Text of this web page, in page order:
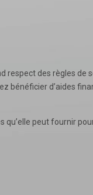
respect des règles
bénéficier d’aides
qu’elle peut fournir